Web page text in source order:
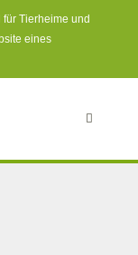
Tierheime und
eines